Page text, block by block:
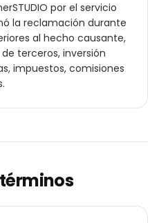
por el servicio
la reclamación durante
al hecho causante,
terceros, inversión
impuestos, comisiones